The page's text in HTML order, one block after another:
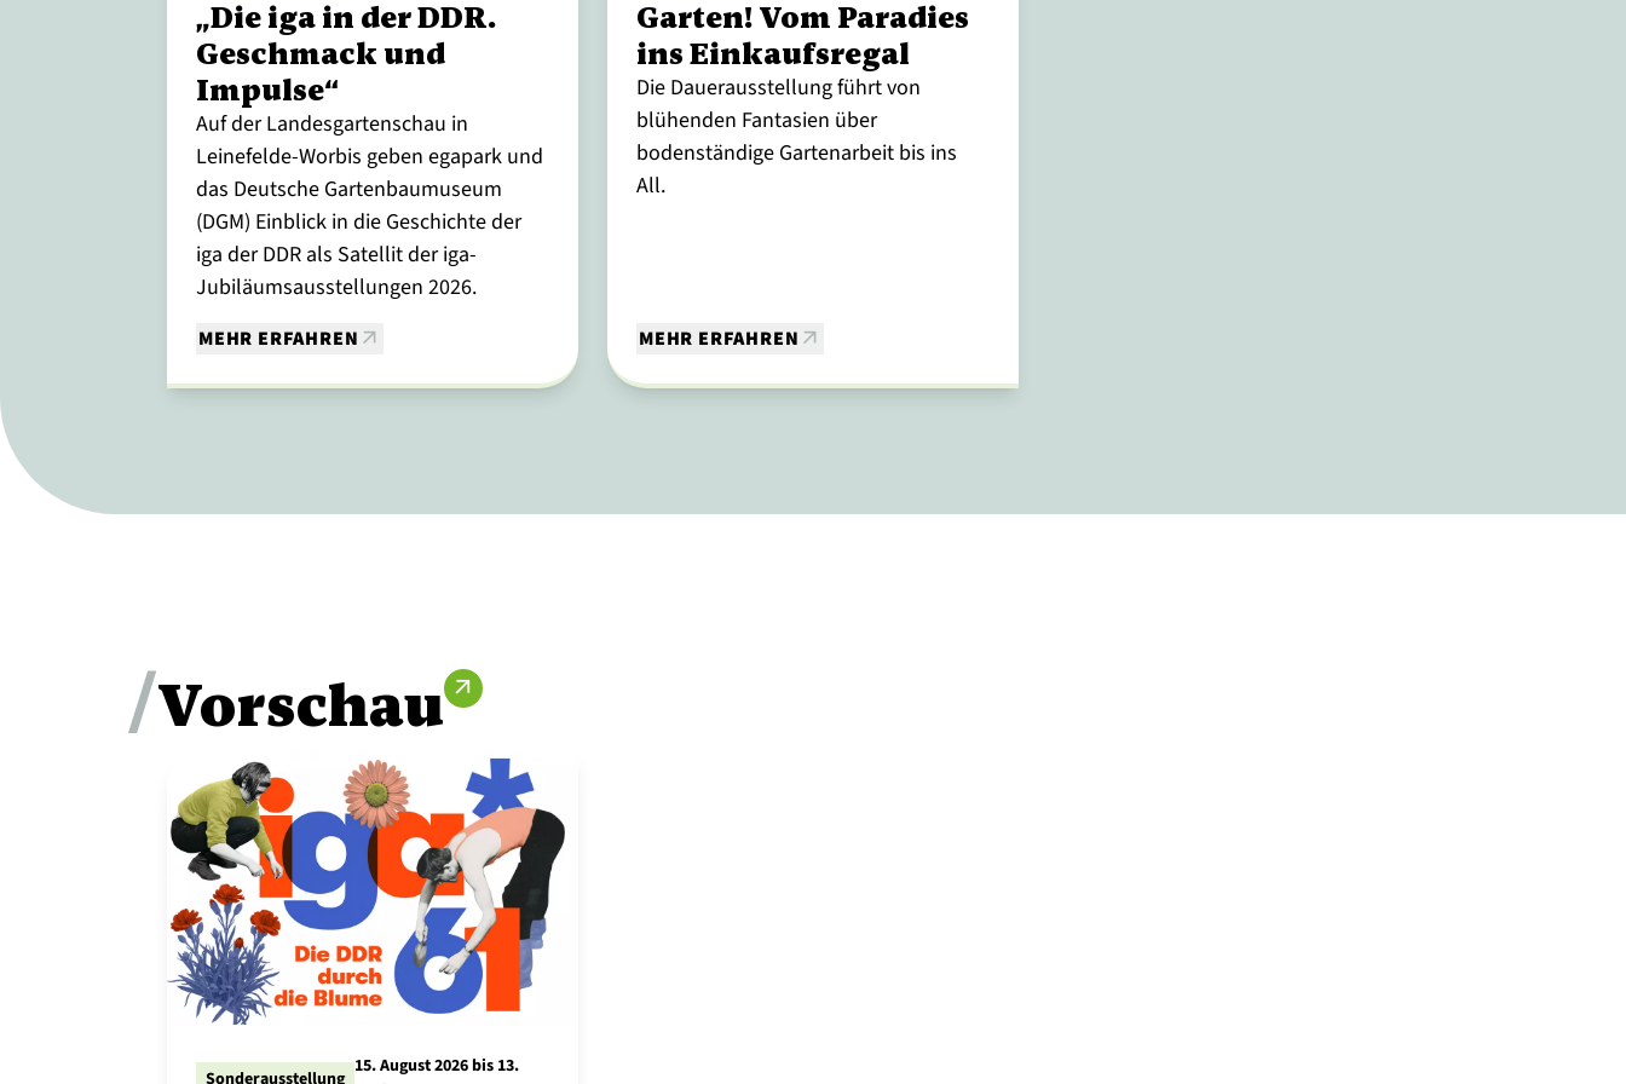
„Die iga in der DDR.
Geschmack und
Impulse“
Auf der Landesgartenschau in
Leinefelde-Worbis geben egapark und
das Deutsche Gartenbaumuseum
(DGM) Einblick in die Geschichte der
iga der DDR als Satellit der iga-
Jubiläumsausstellungen 2026.
MEHR ERFAHREN
Garten! Vom Paradies
ins Einkaufsregal
Die Dauerausstellung führt von
blühenden Fantasien über
bodenständige Gartenarbeit bis ins
All.
MEHR ERFAHREN
/Vorschau arrow_outward
Sonderausstellung
15. August 2026 bis 13.